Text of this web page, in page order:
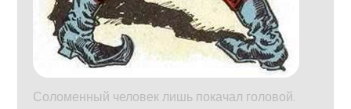
Соломенный человек лишь покачал головой.